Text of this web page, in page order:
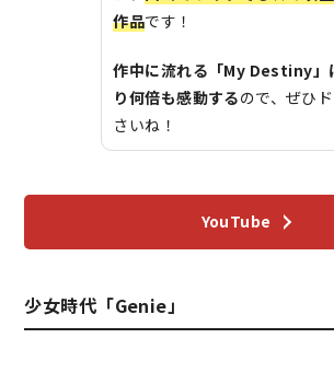
作品です！
作中に流れる「My Destiny」
り何倍も感動するので、ぜひ
さいね！
YouTube
少女時代「Genie」